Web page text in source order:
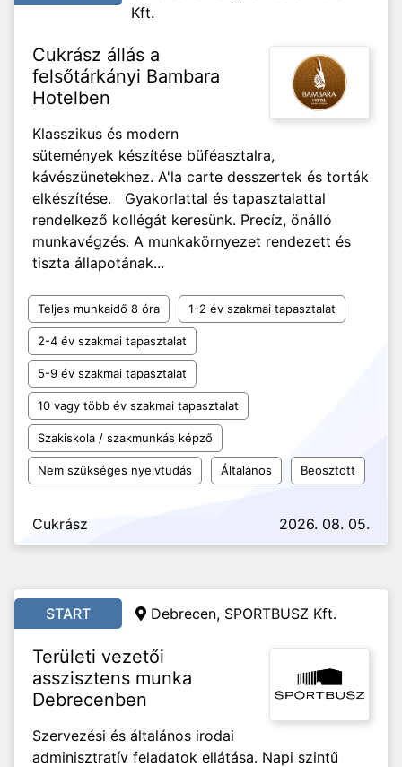
Kft.
Cukrász állás a
felsőtárkányi Bambara
Hotelben
Klasszikus és modern
sütemények készítése büféasztalra,
kávészünetekhez. A'la carte desszertek és torták
elkészítése. Gyakorlattal és tapasztalattal
rendelkező kollégát keresünk. Precíz, önálló
munkavégzés. A munkakörnyezet rendezett és
tiszta állapotának...
Teljes munkaidő 8 óra 1-2 év szakmai tapasztalat
2-4 év szakmai tapasztalat
5-9 év szakmai tapasztalat
10 vagy több év szakmai tapasztalat
Szakiskola / szakmunkás képző
Nem szükséges nyelvtudás Általános Beosztott
Cukrász 2026. 08. 05.
START Debrecen, SPORTBUSZ Kft.
Területi vezetői
asszisztens munka
Debrecenben
Szervezési és általános irodai
adminisztratív feladatok ellátása. Napi szintű